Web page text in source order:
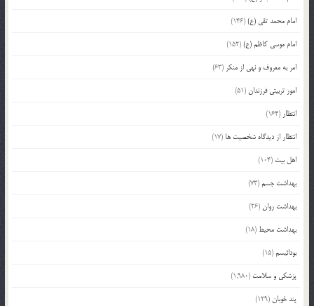
امام محمد تقی (ع)(146)
امام موسی کاظم (ع)(152)
امر به معروف و نهی از منکر (63)
امور تربیتی فرزندان(51)
انتظار (164)
انتظار از دیدگاه شخصیت ها (17)
اهل بیت (104)
بهداشت جسم(73)
بهداشت روان(26)
بهداشت محیط (18)
بودائیسم(15)
پزشکی و سلامت (1,980)
پند خوبان(129)